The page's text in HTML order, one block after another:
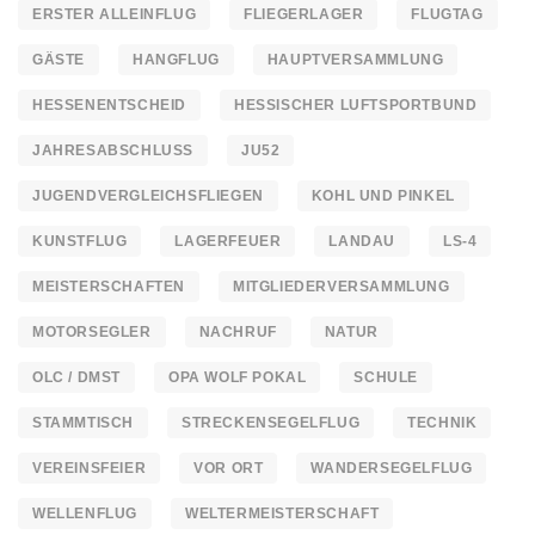
ERSTER ALLEINFLUG FLIEGERLAGER FLUGTAG
GÄSTE HANGFLUG HAUPTVERSAMMLUNG
HESSENENTSCHEID HESSISCHER LUFTSPORTBUND
JAHRESABSCHLUSS JU52
JUGENDVERGLEICHSFLIEGEN KOHL UND PINKEL
KUNSTFLUG LAGERFEUER LANDAU LS-4
MEISTERSCHAFTEN MITGLIEDERVERSAMMLUNG
MOTORSEGLER NACHRUF NATUR
OLC / DMST OPA WOLF POKAL SCHULE
STAMMTISCH STRECKENSEGELFLUG TECHNIK
VEREINSFEIER VOR ORT WANDERSEGELFLUG
WELLENFLUG WELTERMEISTERSCHAFT